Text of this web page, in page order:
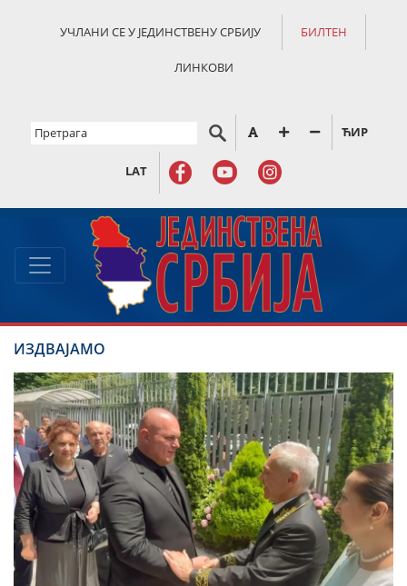
УЧЛАНИ СЕ У ЈЕДИНСТВЕНУ СРБИЈУ БИЛТЕН
ЛИНКОВИ
ЋИР
LAT
ИЗДВАЈАМО